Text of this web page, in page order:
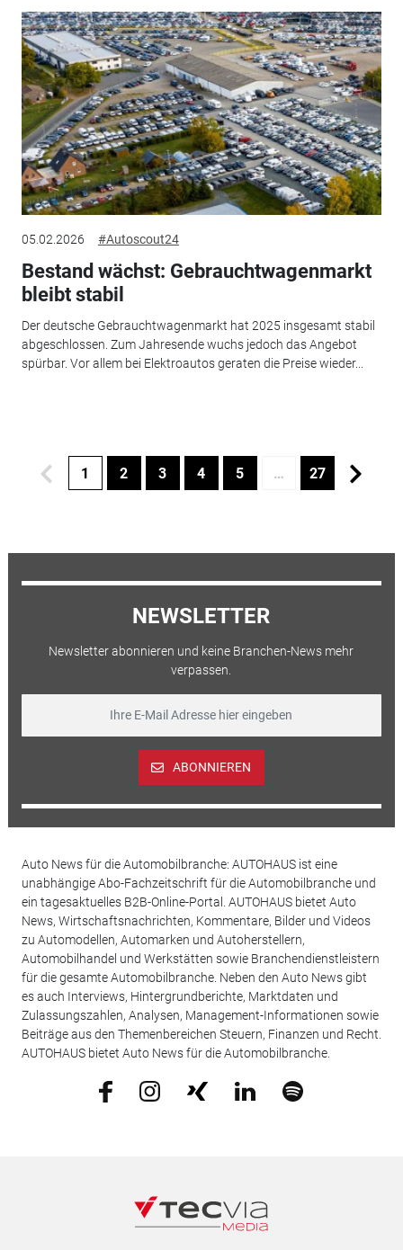
05.02.2026 #Autoscout24
Bestand wächst: Gebrauchtwagenmarkt
bleibt stabil
Der deutsche Gebrauchtwagenmarkt hat 2025 insgesamt stabil
abgeschlossen. Zum Jahresende wuchs jedoch das Angebot
spürbar. Vor allem bei Elektroautos geraten die Preise wieder...
1 2 3 4 5 … 27
NEWSLETTER
Newsletter abonnieren und keine Branchen-News mehr
verpassen.
ABONNIEREN
Auto News für die Automobilbranche: AUTOHAUS ist eine
unabhängige Abo-Fachzeitschrift für die Automobilbranche und
ein tagesaktuelles B2B-Online-Portal. AUTOHAUS bietet Auto
News, Wirtschaftsnachrichten, Kommentare, Bilder und Videos
zu Automodellen, Automarken und Autoherstellern,
Automobilhandel und Werkstätten sowie Branchendienstleistern
für die gesamte Automobilbranche. Neben den Auto News gibt
es auch Interviews, Hintergrundberichte, Marktdaten und
Zulassungszahlen, Analysen, Management-Informationen sowie
Beiträge aus den Themenbereichen Steuern, Finanzen und Recht.
AUTOHAUS bietet Auto News für die Automobilbranche.